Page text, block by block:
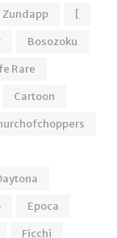
Zundapp
[
Bosozoku
Rare
Cartoon
Epoca
Ficchi